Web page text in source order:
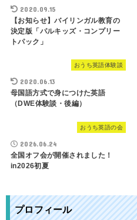
2020.09.15
【お知らせ】バイリンガル教育の
決定版「パルキッズ・コンプリー
トパック」
おうち英語体験談
2020.06.13
母国語方式で身につけた英語
（DWE体験談・後編）
おうち英語の会
2026.06.24
全国オフ会が開催されました！
in2026初夏
プロフィール